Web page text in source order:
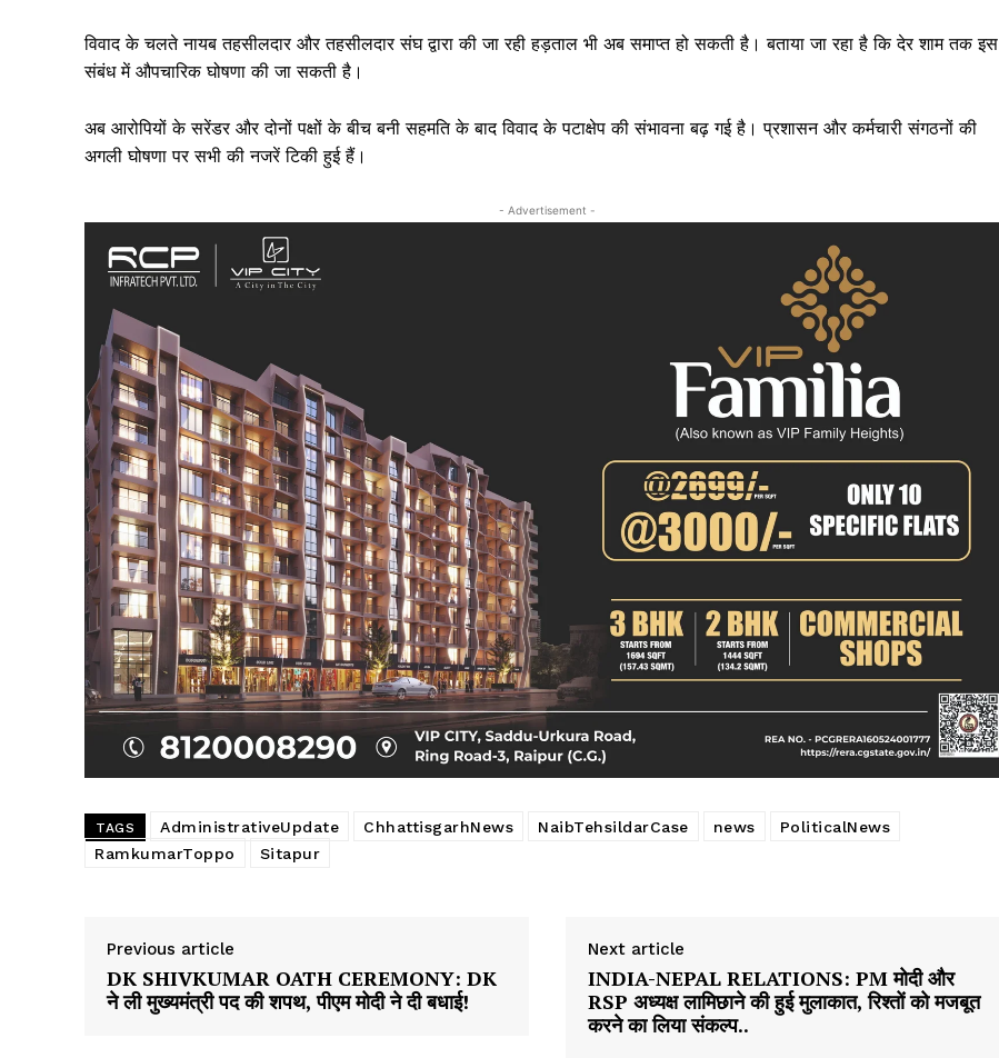
शहर एवं राज्य
मनोरंजन
विवाद के चलते नायब तहसीलदार और तहसीलदार संघ द्वारा की जा रही हड़ताल भी अब समाप्त हो सकती है। बताया जा रहा है कि देर शाम तक इस
संबंध में औपचारिक घोषणा की जा सकती है।
अब आरोपियों के सरेंडर और दोनों पक्षों के बीच बनी सहमति के बाद विवाद के पटाक्षेप की संभावना बढ़ गई है। प्रशासन और कर्मचारी संगठनों की
अगली घोषणा पर सभी की नजरें टिकी हुई हैं।
- Advertisement -
TAGS AdministrativeUpdate ChhattisgarhNews NaibTehsildarCase news
PoliticalNews
RamkumarToppo
Sitapur
Previous article
DK SHIVKUMAR OATH CEREMONY: DK
ने ली मुख्यमंत्री पद की शपथ, पीएम मोदी ने दी बधाई!
Next article
INDIA-NEPAL RELATIONS: PM मोदी और
RSP अध्यक्ष लामिछाने की हुई मुलाकात, रिश्तों को मजबूत
करने का लिया संकल्प..